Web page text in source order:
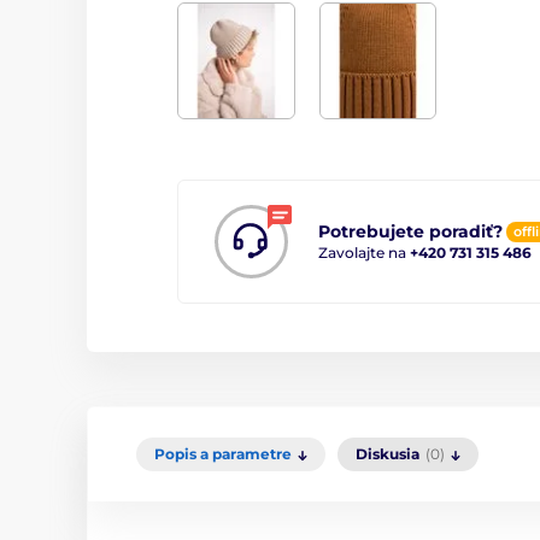
Potrebujete poradiť?
Zavolajte na +420 731 315 486
Popis a parametre Diskusia (0)